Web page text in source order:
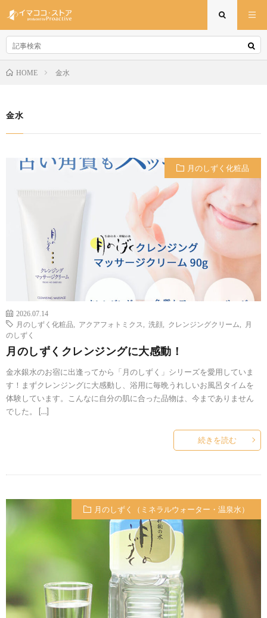
HOME 金水
金水
月のしずく化粧品
2026.07.14
月のしずく化粧品
アクアフォトミクス 洗顔 クレンジングクリーム
月
のしずく
月のしずくクレンジングに大感動！
金水銀水のお宿に出逢ってから「月のしずく」シリーズを愛用していま
す！まずクレンジングに大感動し、浴用に毎晩うれしいお風呂タイムを
体験しています。こんなに自分の肌に合った品物は、今までありません
でした。 […]
続きを読む
月のしずく（ミネラルウォーター・温泉水）